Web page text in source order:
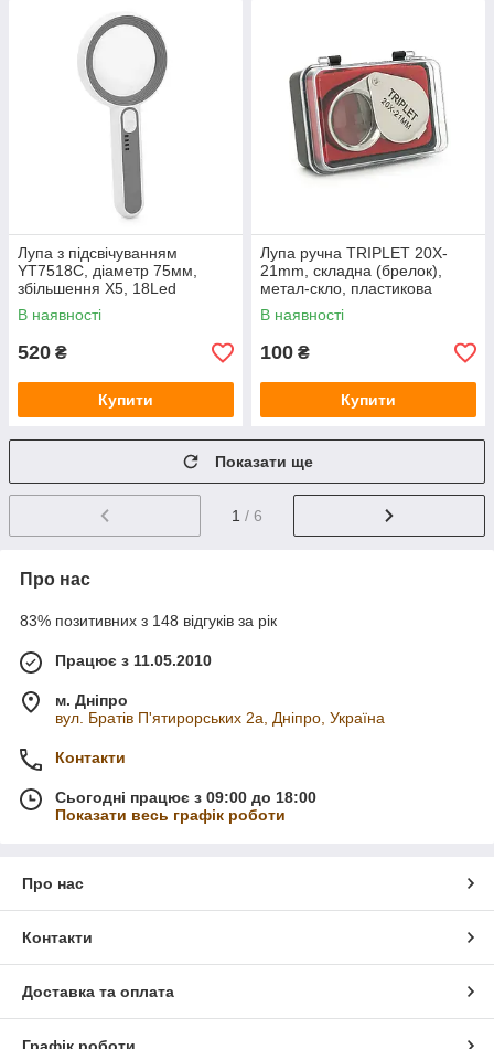
Лупа з підсвічуванням
YT7518C, діаметр 75мм,
збільшення Х5, 18Led
В наявності
520 ₴
Купити
Лупа ручна TRIPLET 20X-
21mm, складна (брелок),
метал-скло, пластикова
коробка. 42 * 24 * 18mm.
В наявності
100 ₴
Купити
Показати ще
1 / 6
Про нас
83% позитивних з 148 відгуків за рік
Працює з 11.05.2010
м. Дніпро
вул. Братів П'ятирорських 2а, Дніпро, Україна
Контакти
Сьогодні працює з 09:00 до 18:00
Показати весь графік роботи
Про нас
Контакти
Доставка та оплата